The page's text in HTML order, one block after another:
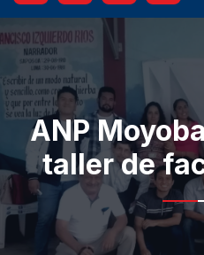
ANP
taller de